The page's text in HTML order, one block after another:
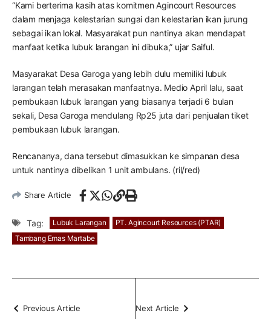
“Kami berterima kasih atas komitmen Agincourt Resources
dalam menjaga kelestarian sungai dan kelestarian ikan jurung
sebagai ikan lokal. Masyarakat pun nantinya akan mendapat
manfaat ketika lubuk larangan ini dibuka,” ujar Saiful.
Masyarakat Desa Garoga yang lebih dulu memiliki lubuk
larangan telah merasakan manfaatnya. Medio April lalu, saat
pembukaan lubuk larangan yang biasanya terjadi 6 bulan
sekali, Desa Garoga mendulang Rp25 juta dari penjualan tiket
pembukaan lubuk larangan.
Rencananya, dana tersebut dimasukkan ke simpanan desa
untuk nantinya dibelikan 1 unit ambulans. (ril/red)
Share Article
Tag: Lubuk Larangan
PT. Agincourt Resources (PTAR)
Tambang Emas Martabe
Previous Article Next Article